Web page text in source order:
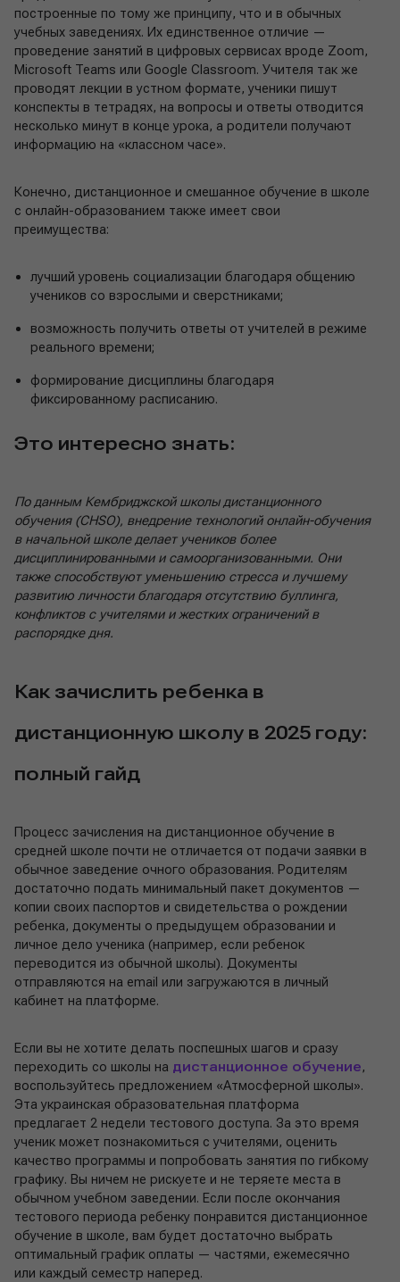
построенные по тому же принципу, что и в обычных
учебных заведениях. Их единственное отличие —
проведение занятий в цифровых сервисах вроде Zoom,
Microsoft Teams или Google Classroom. Учителя так же
проводят лекции в устном формате, ученики пишут
конспекты в тетрадях, на вопросы и ответы отводится
несколько минут в конце урока, а родители получают
информацию на «классном часе».
Конечно, дистанционное и смешанное обучение в школе
с онлайн-образованием также имеет свои
преимущества:
лучший уровень социализации благодаря общению
учеников со взрослыми и сверстниками;
возможность получить ответы от учителей в режиме
реального времени;
формирование дисциплины благодаря
фиксированному расписанию.
Это интересно знать:
По данным Кембриджской школы дистанционного
обучения (CHSO), внедрение технологий онлайн-обучения
в начальной школе делает учеников более
дисциплинированными и самоорганизованными. Они
также способствуют уменьшению стресса и лучшему
развитию личности благодаря отсутствию буллинга,
конфликтов с учителями и жестких ограничений в
распорядке дня.
Как зачислить ребенка в
дистанционную школу в 2025 году:
полный гайд
Процесс зачисления на дистанционное обучение в
средней школе почти не отличается от подачи заявки в
обычное заведение очного образования. Родителям
достаточно подать минимальный пакет документов —
копии своих паспортов и свидетельства о рождении
ребенка, документы о предыдущем образовании и
личное дело ученика (например, если ребенок
переводится из обычной школы). Документы
отправляются на email или загружаются в личный
кабинет на платформе.
Если вы не хотите делать поспешных шагов и сразу
переходить со школы на дистанционное обучение,
воспользуйтесь предложением «Атмосферной школы».
Эта украинская образовательная платформа
предлагает 2 недели тестового доступа. За это время
ученик может познакомиться с учителями, оценить
качество программы и попробовать занятия по гибкому
графику. Вы ничем не рискуете и не теряете места в
обычном учебном заведении. Если после окончания
тестового периода ребенку понравится дистанционное
обучение в школе, вам будет достаточно выбрать
оптимальный график оплаты — частями, ежемесячно
или каждый семестр наперед.